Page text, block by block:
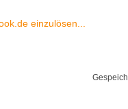
einzulösen...